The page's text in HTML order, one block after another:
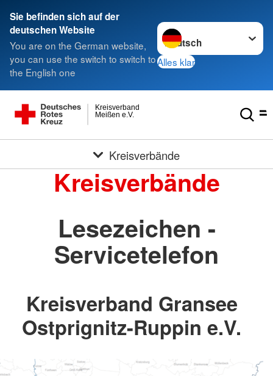
Sie befinden sich auf der
deutschen Website
You are on the German website,
you can use the switch to switch to
the English one
Sprache wechseln zu
Alles klar
Meißen e.V.
Kreisverband
Kreisverbände
Kreisverbände
Lesezeichen -
Servicetelefon
Kreisverband Gransee
Ostprignitz-Ruppin e.V.